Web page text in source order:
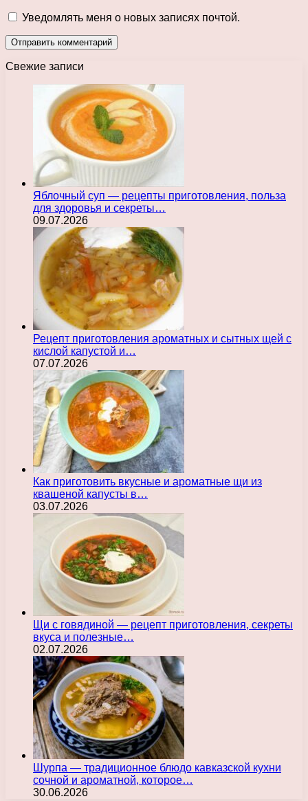
Уведомлять меня о новых записях почтой.
Свежие записи
Яблочный суп — рецепты приготовления, польза
для здоровья и секреты…
09.07.2026
Рецепт приготовления ароматных и сытных щей с
кислой капустой и…
07.07.2026
Как приготовить вкусные и ароматные щи из
квашеной капусты в…
03.07.2026
Щи с говядиной — рецепт приготовления, секреты
вкуса и полезные…
02.07.2026
Шурпа — традиционное блюдо кавказской кухни
сочной и ароматной, которое…
30.06.2026